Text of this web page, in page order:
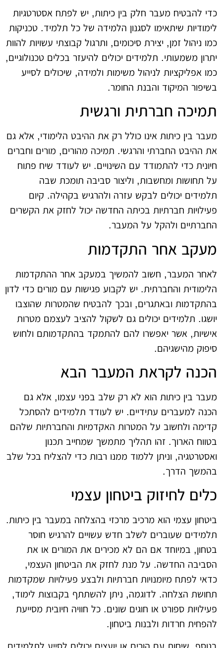
כדי להבטיח מעבר חלק בין כיתות, יש לפתח אסטרטגיות
לימודיות שיתאימו לסגנון הלמידה של כל תלמיד. טכניקות
כמו ניהול זמן, יצירת סיכומים, ותרגול קבוצתי עשויות להוות
יתרון משמעותי. תלמידים יכולים להיעזר בכלים טכנולוגיים,
כמו אפליקציות לניהול משימות ולמידה, שיכולים לסייע
בשיפור המיקוד והבנת החומר.
תמיכה חברתית ורגשית
מעבר בין כיתות אינו כולל רק את ההיבט הלימודי, אלא גם
את ההיבט החברתי והרגשי. תמיכה מהורים, מורים וחברים
חיונית כדי להתמודד עם השינויים. יש לעודד שיח פתוח
על תחושות ומחשבות, וליצור סביבה תומכת שבה
תלמידים יכולים לבקש עזרה ולהרגיש בקהילה. קיום
פעילויות חברתיות בכיתה החדשה יכול לחזק את הקשרים
החברתיים ולהקל על המעבר.
מעקב אחר התקדמות
לאחר המעבר, חשוב להמשיך במעקב אחר ההתקדמות
הלימודית והחברתית. יש לקבוע פגישות עם מורים כדי לדון
בהתקדמות ובאתגרים, ובכך להבטיח שהמטרות שהוצבו
יושגו. תלמידים יכולים גם לשקול להציב לעצמם מטרות
אישיות, אשר יאפשרו להם להתמקד בהתקדמותם ולחוש
סיפוק מהישגיהם.
הכנה לקראת המעבר הבא
מעבר בין כיתות הוא לא רק שלב בפני עצמו, אלא גם
הכנה למעברים עתידיים. יש לעודד תלמידים להסתכל
קדימה ולחשוב על המטרות האקדמיות והחברתיות שלהם
בטווח הארוך. זהו תהליך מתמשך שמחייב תכנון
ואסטרטגיה, וניתן ללמוד ממנו רבות כדי להצליח בכל שלב
בהמשך הדרך.
כלים לחיזוק ביטחון עצמי
ביטחון עצמי הוא מרכיב מרכזי בהצלחה במעבר בין כיתות.
תלמידים שעוברים לשלב חדש עשויים להרגיש חוסר
בטחון, במיוחד אם הם לא מכירים את המורים או את
הסביבה החדשה. על מנת לחזק את הביטחון העצמי,
כדאי לפתח מיומנויות חברתיות ולבצע פעילויות שמקדמות
תחושת הצלחה. לדוגמה, ניתן להשתתף בקבוצות לימוד,
פעילויות ספורט או חוגים שונים. כל חוויה חיובית מסייעת
להפחית חרדות ולבנות ביטחון.